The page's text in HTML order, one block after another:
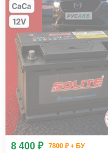
8 400 ₽
7800 ₽ + БУ